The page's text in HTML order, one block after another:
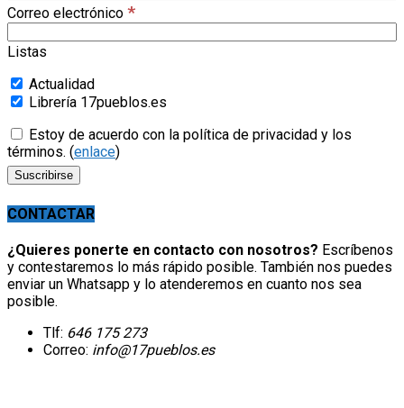
Correo electrónico *
Listas
Actualidad
Librería 17pueblos.es
Estoy de acuerdo con la política de privacidad y los
términos. (enlace)
CONTACTAR
¿Quieres ponerte en contacto con nosotros? Escríbenos
y contestaremos lo más rápido posible. También nos puedes
enviar un Whatsapp y lo atenderemos en cuanto nos sea
posible.
Tlf: 646 175 273
Correo: info@17pueblos.es